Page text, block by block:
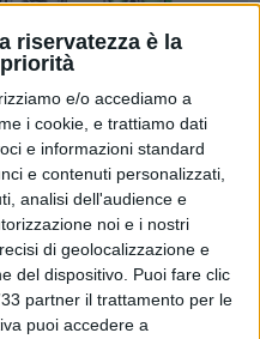
riservatezza è la
e/o accediamo a
i cookie, e trattiamo dati
e informazioni standard
e contenuti personalizzati,
analisi dell'audience e
noi e i nostri
di geolocalizzazione e
del dispositivo. Puoi fare clic
partner il trattamento per le
puoi accedere a
per la scelta del
di respingere le
Regionali, Raffaele Fitto.